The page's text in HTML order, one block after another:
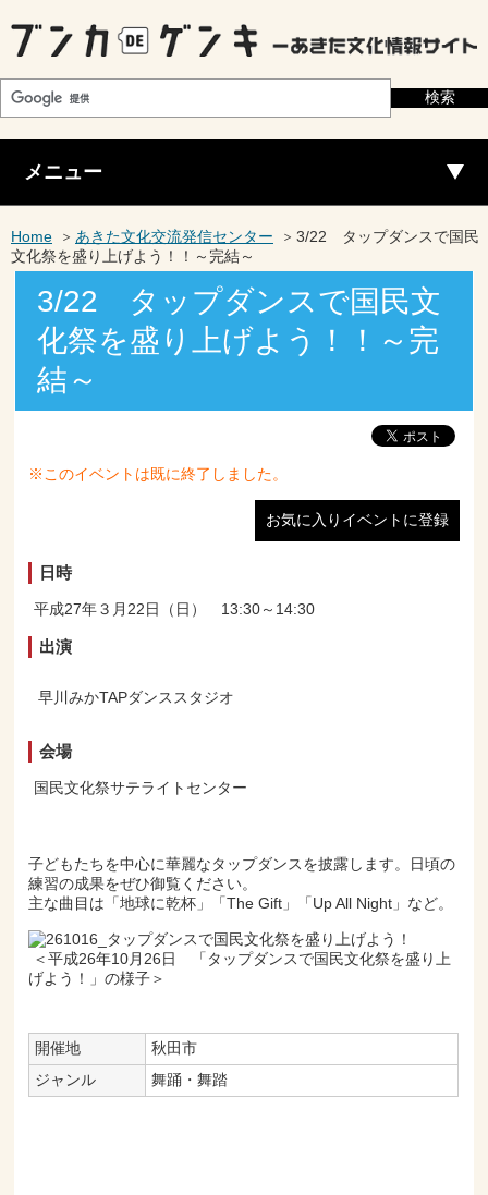
メニュー
Home あきた文化交流発信センター
3/22 タップダンスで国民
文化祭を盛り上げよう！！～完結～
3/22 タップダンスで国民文
化祭を盛り上げよう！！～完
結～
※このイベントは既に終了しました。
お気に入りイベントに登録
日時
平成27年３月22日（日） 13:30～14:30
出演
早川みかTAPダンススタジオ
会場
国民文化祭サテライトセンター
子どもたちを中心に華麗なタップダンスを披露します。日頃の
練習の成果をぜひ御覧ください。
主な曲目は「地球に乾杯」「The Gift」「Up All Night」など。
＜平成26年10月26日 「タップダンスで国民文化祭を盛り上
げよう！」の様子＞
開催地
秋田市
ジャンル
舞踊・舞踏